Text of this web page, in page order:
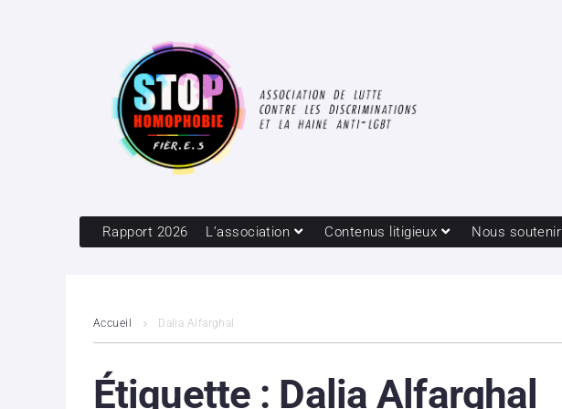
Rapport 2026 L’association Contenus litigieux Nous soutenir
Accueil Dalia Alfarghal
Étiquette : Dalia Alfarghal